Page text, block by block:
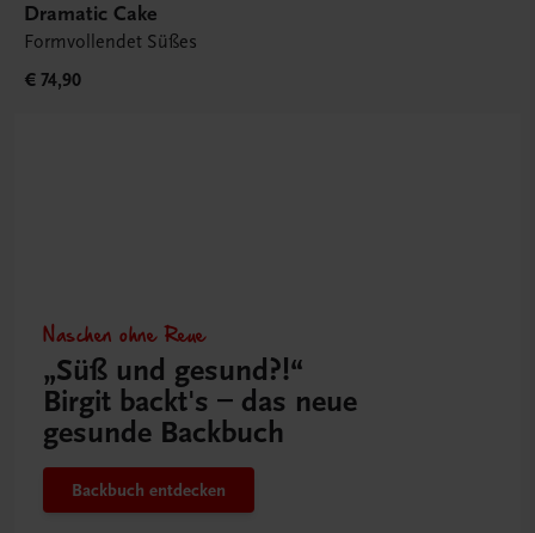
Dramatic Cake
Formvollendet Süßes
€ 74,90
Naschen ohne Reue
„Süß und gesund?!“
Birgit backt's – das neue
gesunde Backbuch
Backbuch entdecken